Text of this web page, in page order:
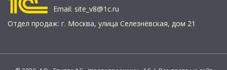
Email: site_v8@1c.ru
Отдел продаж: г. Москва, улица Селезнёвская, дом 21